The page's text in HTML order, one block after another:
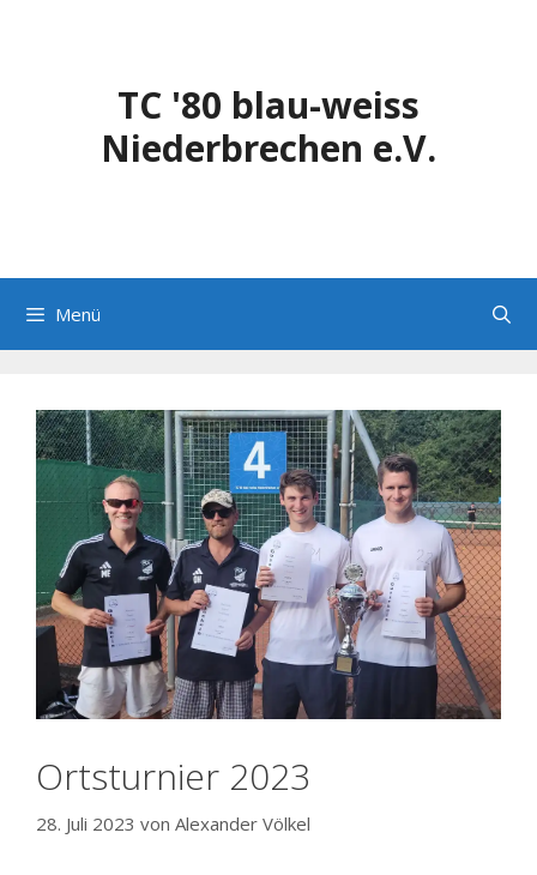
TC '80 blau-weiss
Niederbrechen e.V.
Menü
Ortsturnier 2023
28. Juli 2023 von Alexander Völkel